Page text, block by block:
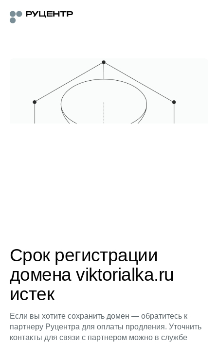
Срок регистрации
домена viktorialka.ru
истек
Если вы хотите сохранить домен — обратитесь к
партнеру Руцентра для оплаты продления. Уточнить
контакты для связи с партнером можно в службе